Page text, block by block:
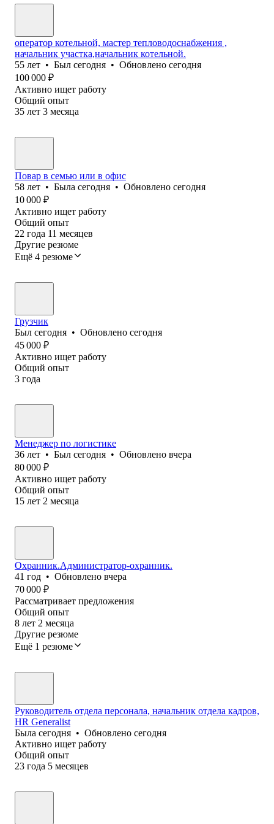
оператор котельной, мастер тепловодоснабжения ,
начальник участка,начальник котельной.
55 лет • Был сегодня • Обновлено сегодня
100 000 ₽
Активно ищет работу
Общий опыт
35 лет 3 месяца
Повар в семью или в офис
58 лет • Была сегодня • Обновлено сегодня
10 000 ₽
Активно ищет работу
Общий опыт
22 года 11 месяцев
Другие резюме
Ещё 4 резюме
Грузчик
Был сегодня • Обновлено сегодня
45 000 ₽
Активно ищет работу
Общий опыт
3 года
Менеджер по логистике
36 лет • Был сегодня • Обновлено вчера
80 000 ₽
Активно ищет работу
Общий опыт
15 лет 2 месяца
Охранник.Администратор-охранник.
41 год • Обновлено вчера
70 000 ₽
Рассматривает предложения
Общий опыт
8 лет 2 месяца
Другие резюме
Ещё 1 резюме
Руководитель отдела персонала, начальник отдела кадров,
HR Generalist
Была сегодня • Обновлено сегодня
Активно ищет работу
Общий опыт
23 года 5 месяцев